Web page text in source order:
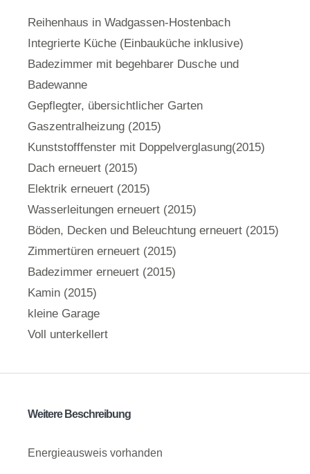
Reihenhaus in Wadgassen-Hostenbach
Integrierte Küche (Einbauküche inklusive)
Badezimmer mit begehbarer Dusche und
Badewanne
Gepflegter, übersichtlicher Garten
Gaszentralheizung (2015)
Kunststofffenster mit Doppelverglasung(2015)
Dach erneuert (2015)
Elektrik erneuert (2015)
Wasserleitungen erneuert (2015)
Böden, Decken und Beleuchtung erneuert (2015)
Zimmertüren erneuert (2015)
Badezimmer erneuert (2015)
Kamin (2015)
kleine Garage
Voll unterkellert
Weitere Beschreibung
Energieausweis vorhanden